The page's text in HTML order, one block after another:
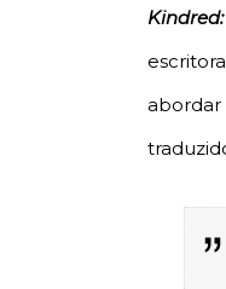
abordar